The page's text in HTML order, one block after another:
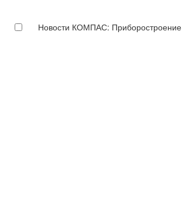
Новости КОМПАС: Приборостроение